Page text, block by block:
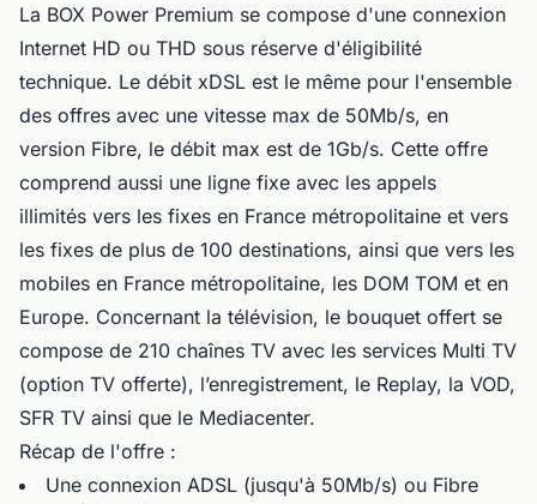
La BOX Power Premium se compose d'une connexion
Internet HD ou THD sous réserve d'éligibilité
technique. Le débit xDSL est le même pour l'ensemble
des offres avec une vitesse max de 50Mb/s, en
version Fibre, le débit max est de 1Gb/s. Cette offre
comprend aussi une ligne fixe avec les appels
illimités vers les fixes en France métropolitaine et vers
les fixes de plus de 100 destinations, ainsi que vers les
mobiles en France métropolitaine, les DOM TOM et en
Europe. Concernant la télévision, le bouquet offert se
compose de 210 chaînes TV avec les services Multi TV
(option TV offerte), l’enregistrement, le Replay, la VOD,
SFR TV ainsi que le Mediacenter.
Récap de l'offre :
Une connexion ADSL (jusqu'à 50Mb/s) ou Fibre